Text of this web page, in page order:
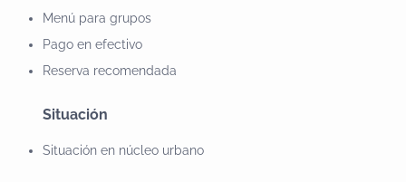
Menú para grupos
Pago en efectivo
Reserva recomendada
Situación
Situación en núcleo urbano